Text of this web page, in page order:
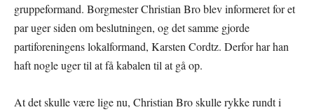
gruppeformand. Borgmester Christian Bro blev informeret for et
par uger siden om beslutningen, og det samme gjorde
partiforeningens lokalformand, Karsten Cordtz. Derfor har han
haft nogle uger til at få kabalen til at gå op.
At det skulle være lige nu, Christian Bro skulle rykke rundt i